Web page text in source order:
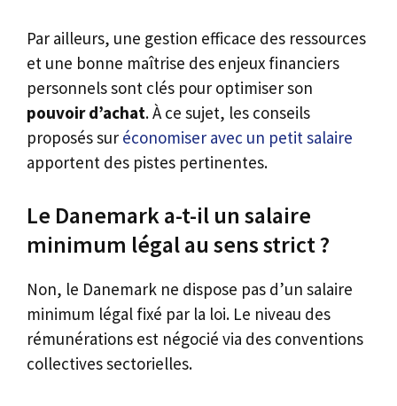
Par ailleurs, une gestion efficace des ressources
et une bonne maîtrise des enjeux financiers
personnels sont clés pour optimiser son
pouvoir d’achat. À ce sujet, les conseils
proposés sur économiser avec un petit salaire
apportent des pistes pertinentes.
Le Danemark a-t-il un salaire
minimum légal au sens strict ?
Non, le Danemark ne dispose pas d’un salaire
minimum légal fixé par la loi. Le niveau des
rémunérations est négocié via des conventions
collectives sectorielles.